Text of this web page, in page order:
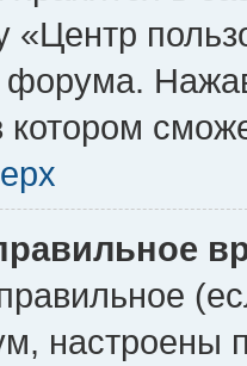
«Центр
форума.
котором
настроены